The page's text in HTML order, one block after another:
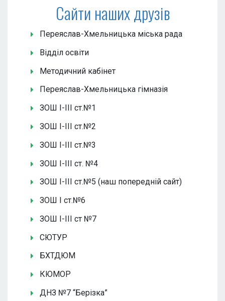
Сайти наших друзів
Переяслав-Хмельницька міська рада
Відділ освіти
Методичний кабінет
Переяслав-Хмельницька гімназія
ЗОШ І-ІІІ ст.№1
ЗОШ І-ІІІ ст.№2
ЗОШ І-ІІІ ст.№3
ЗОШ І-ІІІ ст. №4
ЗОШ І-ІІІ ст.№5 (наш попередній сайт)
ЗОШ І ст.№6
ЗОШ І-ІІІ ст №7
СЮТУР
БХТДЮМ
КЮМОР
ДНЗ №7 “Берізка”